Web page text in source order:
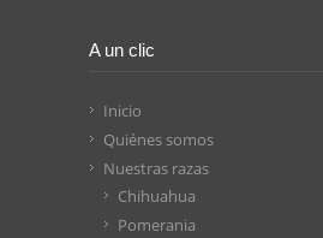
A un clic
Inicio
Quiénes somos
Nuestras razas
Chihuahua
Pomerania